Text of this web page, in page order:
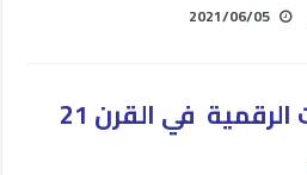
2021/06/05
في القرن 21